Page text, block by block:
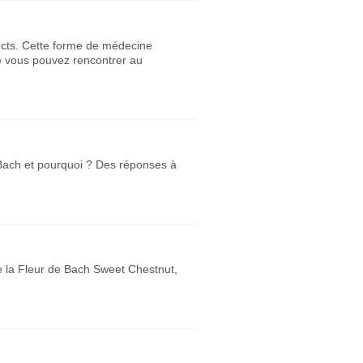
Cette forme de médecine
pouvez rencontrer au
et pourquoi ? Des réponses à
Fleur de Bach Sweet Chestnut,